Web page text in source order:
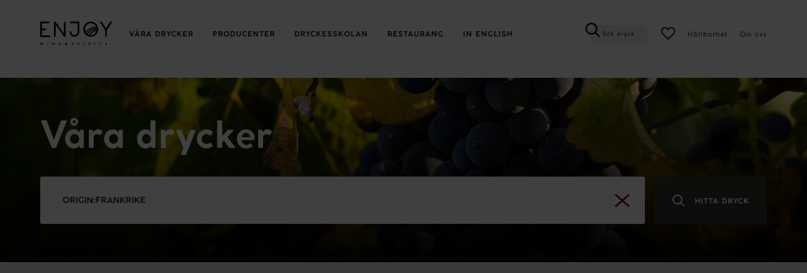
VÅRA DRYCKER PRODUCENTER DRYCKESSKOLAN RESTAURANG IN ENGLISH Sök dryck Hållbarhet Om oss
Våra drycker
RENSA HITTA DRYCK